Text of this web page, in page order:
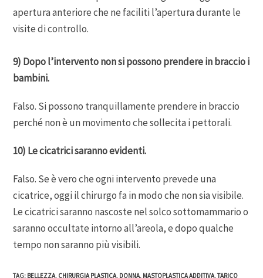
apertura anteriore che ne faciliti l’apertura durante le
visite di controllo.
9) Dopo l’intervento non si possono prendere in braccio i
bambini.
Falso. Si possono tranquillamente prendere in braccio
perché non è un movimento che sollecita i pettorali.
10) Le cicatrici saranno evidenti.
Falso. Se è vero che ogni intervento prevede una
cicatrice, oggi il chirurgo fa in modo che non sia visibile.
Le cicatrici saranno nascoste nel solco sottomammario o
saranno occultate intorno all’areola, e dopo qualche
tempo non saranno più visibili.
TAG: BELLEZZA, CHIRURGIA PLASTICA, DONNA, MASTOPLASTICA ADDITIVA,TARICO